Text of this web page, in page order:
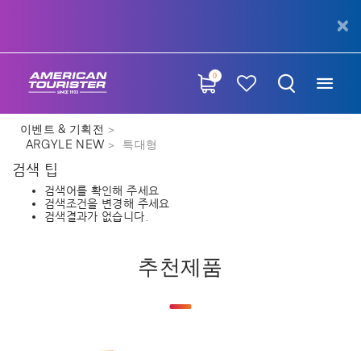
0
이벤트 & 기획전
ARGYLE NEW
특대형
검색 팁
검색어를 확인해 주세요
검색조건을 변경해 주세요
검색결과가 없습니다.
추천제품